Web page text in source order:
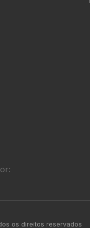
os direitos reservados